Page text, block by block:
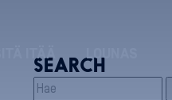
SITÄ ITÄÄ LOUNAS
SEARCH